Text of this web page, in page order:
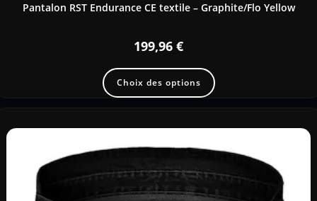
Pantalon RST Endurance CE textile – Graphite/Flo Yellow
199,96 €
Choix des options